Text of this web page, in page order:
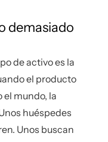
demasiado
de activo es la
el producto
el mundo, la
huéspedes
Unos buscan